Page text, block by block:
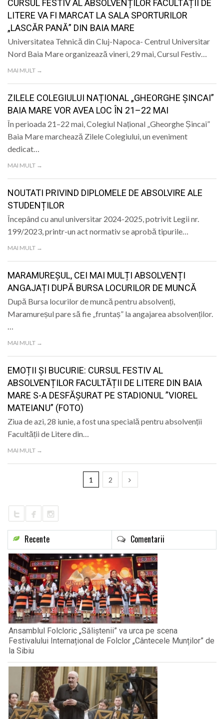
CURSUL FESTIV AL ABSOLVENȚILOR FACULTĂȚII DE
LITERE VA FI MARCAT LA SALA SPORTURILOR
„LASCĂR PANĂ” DIN BAIA MARE
Universitatea Tehnică din Cluj-Napoca- Centrul Universitar
Nord Baia Mare organizează vineri, 29 mai, Cursul Festiv…
MAI MULT →
ZILELE COLEGIULUI NAȚIONAL „GHEORGHE ȘINCAI”
BAIA MARE VOR AVEA LOC ÎN 21–22 MAI
În perioada 21–22 mai, Colegiul Național „Gheorghe Șincai”
Baia Mare marchează Zilele Colegiului, un eveniment
dedicat…
MAI MULT →
NOUTATI PRIVIND DIPLOMELE DE ABSOLVIRE ALE
STUDENȚILOR
Începând cu anul universitar 2024-2025, potrivit Legii nr.
199/2023, printr-un act normativ se aprobă tipurile…
MAI MULT →
MARAMUREȘUL, CEI MAI MULȚI ABSOLVENȚI
ANGAJAȚI DUPĂ BURSA LOCURILOR DE MUNCĂ
După Bursa locurilor de muncă pentru absolvenți,
Maramureșul pare să fie „fruntaș” la angajarea absolvenților.
…
MAI MULT →
EMOȚII ȘI BUCURIE: CURSUL FESTIV AL
ABSOLVENȚILOR FACULTĂȚII DE LITERE DIN BAIA
MARE S-A DESFĂȘURAT PE STADIONUL ”VIOREL
MATEIANU” (FOTO)
Ziua de azi, 28 iunie, a fost una specială pentru absolvenții
Facultății de Litere din…
MAI MULT →
1 2
Recente Comentarii
Ansamblul Folcloric „Săliștenii” va urca pe scena
Festivalului Internațional de Folclor „Cântecele Munților” de
la Sibiu